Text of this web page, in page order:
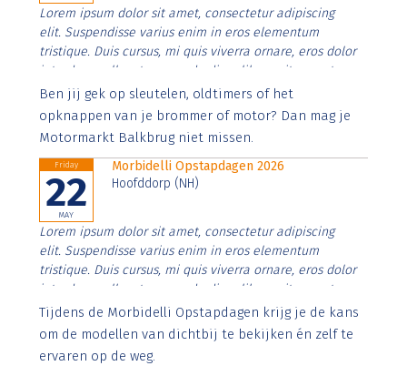
Lorem ipsum dolor sit amet, consectetur adipiscing
elit. Suspendisse varius enim in eros elementum
tristique. Duis cursus, mi quis viverra ornare, eros dolor
interdum nulla, ut commodo diam libero vitae erat.
Aenean faucibus nibh et justo cursus id rutrum lorem
imperdiet. Nunc ut sem vitae risus tristique posuere.
Ben jij gek op sleutelen, oldtimers of het
opknappen van je brommer of motor? Dan mag je
Motormarkt Balkbrug niet missen.
Friday
22
MAY
Morbidelli Opstapdagen 2026
Hoofddorp (NH)
Lorem ipsum dolor sit amet, consectetur adipiscing
elit. Suspendisse varius enim in eros elementum
tristique. Duis cursus, mi quis viverra ornare, eros dolor
interdum nulla, ut commodo diam libero vitae erat.
Aenean faucibus nibh et justo cursus id rutrum lorem
imperdiet. Nunc ut sem vitae risus tristique posuere.
Tijdens de Morbidelli Opstapdagen krijg je de kans
om de modellen van dichtbij te bekijken én zelf te
ervaren op de weg.